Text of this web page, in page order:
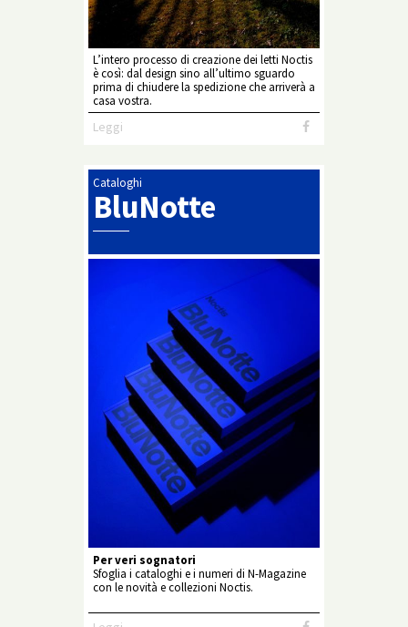
L’intero processo di creazione dei letti Noctis
è così: dal design sino all’ultimo sguardo
prima di chiudere la spedizione che arriverà a
casa vostra.
Leggi
Cataloghi
BluNotte
Per veri sognatori
Sfoglia i cataloghi e i numeri di N-Magazine
con le novità e collezioni Noctis.
Leggi